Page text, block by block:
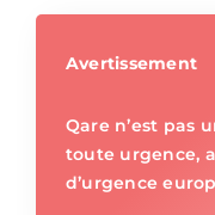
Avertissement
Qare n’est pas
toute urgence,
d’urgence